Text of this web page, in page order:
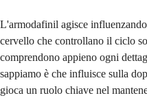
L'armodafinil agisce
cervello che controllano il ciclo
comprendono appieno ogni
sappiamo è che influisce sulla
gioca un ruolo chiave nel